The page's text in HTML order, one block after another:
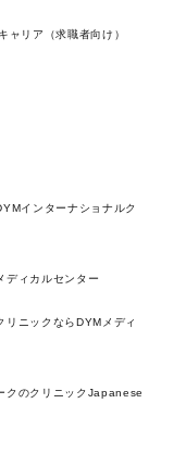
ャリア（求職者向け）
インターナショナルク
ディカルセンター
リニックならDYMメディ
クのクリニックJapanese